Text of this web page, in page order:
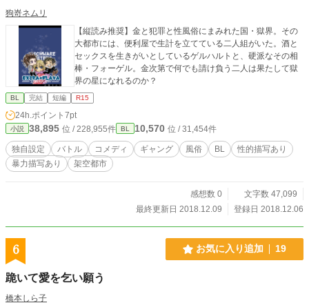
狗嵜ネムリ
【縦読み推奨】金と犯罪と性風俗にまみれた国・獄界。その
大都市には、便利屋で生計を立てている二人組がいた。酒と
セックスを生きがいとしているゲルハルトと、硬派なその相
棒・フォーゲル。金次第で何でも請け負う二人は果たして獄
界の星になれるのか？
BL 完結 短編 R15
24h.ポイント 7pt
小説 38,895 位 / 228,955件 BL 10,570 位 / 31,454件
独自設定 バトル コメディ ギャング 風俗 BL
性的描写あり
暴力描写あり
架空都市
感想数 0
文字数 47,099
最終更新日 2018.12.09
登録日 2018.12.06
6 お気に入り追加 19
跪いて愛を乞い願う
橋本しら子